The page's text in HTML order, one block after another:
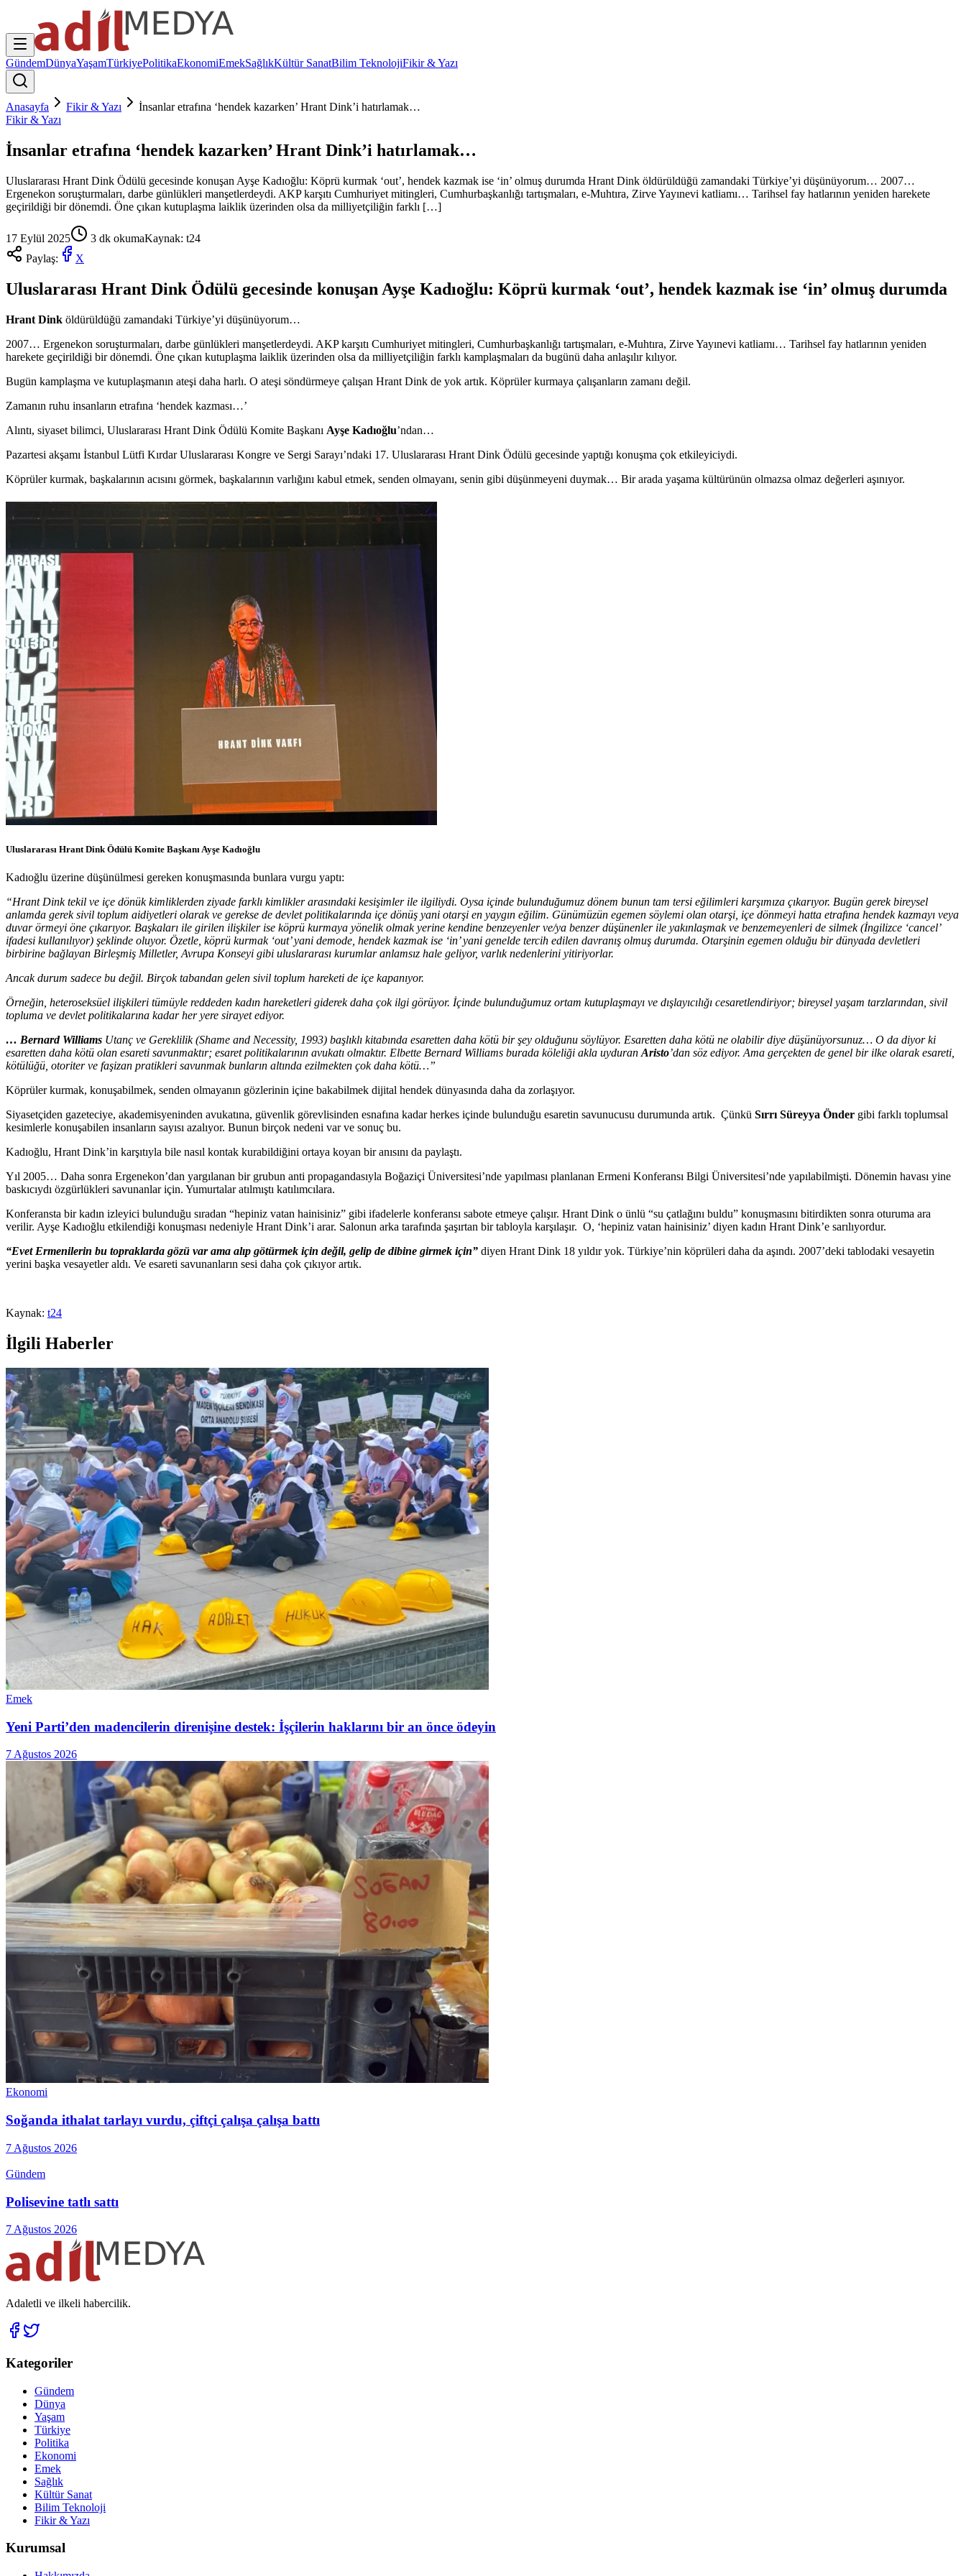
GündemDünyaYaşamTürkiyePolitikaEkonomiEmekSağlıkKültür SanatBilim TeknolojiFikir & Yazı
Anasayfa Fikir & Yazı
İnsanlar etrafına ‘hendek kazarken’ Hrant Dink’i hatırlamak…
Fikir & Yazı
İnsanlar etrafına ‘hendek kazarken’ Hrant Dink’i hatırlamak…
Uluslararası Hrant Dink Ödülü gecesinde konuşan Ayşe Kadıoğlu: Köprü kurmak ‘out’, hendek kazmak ise ‘in’ olmuş durumda Hrant Dink öldürüldüğü zamandaki Türkiye’yi düşünüyorum… 2007…
Ergenekon soruşturmaları, darbe günlükleri manşetlerdeydi. AKP karşıtı Cumhuriyet mitingleri, Cumhurbaşkanlığı tartışmaları, e-Muhtıra, Zirve Yayınevi katliamı… Tarihsel fay hatlarının yeniden harekete
geçirildiği bir dönemdi. Öne çıkan kutuplaşma laiklik üzerinden olsa da milliyetçiliğin farklı […]
17 Eylül 2025 3 dk okumaKaynak: t24
Paylaş:
X
Uluslararası Hrant Dink Ödülü gecesinde konuşan Ayşe Kadıoğlu: Köprü kurmak ‘out’, hendek kazmak ise ‘in’ olmuş durumda
Hrant Dink öldürüldüğü zamandaki Türkiye’yi düşünüyorum…
2007… Ergenekon soruşturmaları, darbe günlükleri manşetlerdeydi. AKP karşıtı Cumhuriyet mitingleri, Cumhurbaşkanlığı tartışmaları, e-Muhtıra, Zirve Yayınevi katliamı… Tarihsel fay hatlarının yeniden
harekete geçirildiği bir dönemdi. Öne çıkan kutuplaşma laiklik üzerinden olsa da milliyetçiliğin farklı kamplaşmaları da bugünü daha anlaşılır kılıyor.
Bugün kamplaşma ve kutuplaşmanın ateşi daha harlı. O ateşi söndürmeye çalışan Hrant Dink de yok artık. Köprüler kurmaya çalışanların zamanı değil.
Zamanın ruhu insanların etrafına ‘hendek kazması…’
Alıntı, siyaset bilimci, Uluslararası Hrant Dink Ödülü Komite Başkanı Ayşe Kadıoğlu’ndan…
Pazartesi akşamı İstanbul Lütfi Kırdar Uluslararası Kongre ve Sergi Sarayı’ndaki 17. Uluslararası Hrant Dink Ödülü gecesinde yaptığı konuşma çok etkileyiciydi.
Köprüler kurmak, başkalarının acısını görmek, başkalarının varlığını kabul etmek, senden olmayanı, senin gibi düşünmeyeni duymak… Bir arada yaşama kültürünün olmazsa olmaz değerleri aşınıyor.
Uluslararası Hrant Dink Ödülü Komite Başkanı Ayşe Kadıoğlu
Kadıoğlu üzerine düşünülmesi gereken konuşmasında bunlara vurgu yaptı:
“Hrant Dink tekil ve içe dönük kimliklerden ziyade farklı kimlikler arasındaki kesişimler ile ilgiliydi. Oysa içinde bulunduğumuz dönem bunun tam tersi eğilimleri karşımıza çıkarıyor. Bugün gerek bireysel
anlamda gerek sivil toplum aidiyetleri olarak ve gerekse de devlet politikalarında içe dönüş yani otarşi en yaygın eğilim. Günümüzün egemen söylemi olan otarşi, içe dönmeyi hatta etrafına hendek kazmayı veya
duvar örmeyi öne çıkarıyor. Başkaları ile girilen ilişkiler ise köprü kurmaya yönelik olmak yerine kendine benzeyenler ve/ya benzer düşünenler ile yakınlaşmak ve benzemeyenleri de silmek (İngilizce ‘cancel’
ifadesi kullanılıyor) şeklinde oluyor. Özetle, köprü kurmak ‘out’ yani demode, hendek kazmak ise ‘in’ yani genelde tercih edilen davranış olmuş durumda. Otarşinin egemen olduğu bir dünyada devletleri
birbirine bağlayan Birleşmiş Milletler, Avrupa Konseyi gibi uluslararası kurumlar anlamsız hale geliyor, varlık nedenlerini yitiriyorlar.
Ancak durum sadece bu değil. Birçok tabandan gelen sivil toplum hareketi de içe kapanıyor.
Örneğin, heteroseksüel ilişkileri tümüyle reddeden kadın hareketleri giderek daha çok ilgi görüyor. İçinde bulunduğumuz ortam kutuplaşmayı ve dışlayıcılığı cesaretlendiriyor; bireysel yaşam tarzlarından, sivil
topluma ve devlet politikalarına kadar her yere sirayet ediyor.
… Bernard Williams Utanç ve Gereklilik (Shame and Necessity, 1993) başlıklı kitabında esaretten daha kötü bir şey olduğunu söylüyor. Esaretten daha kötü ne olabilir diye düşünüyorsunuz… O da diyor ki
esaretten daha kötü olan esareti savunmaktır; esaret politikalarının avukatı olmaktır. Elbette Bernard Williams burada köleliği akla uyduran Aristo’dan söz ediyor. Ama gerçekten de genel bir ilke olarak esareti,
kötülüğü, otoriter ve faşizan pratikleri savunmak bunların altında ezilmekten çok daha kötü…”
Köprüler kurmak, konuşabilmek, senden olmayanın gözlerinin içine bakabilmek dijital hendek dünyasında daha da zorlaşıyor.
Siyasetçiden gazeteciye, akademisyeninden avukatına, güvenlik görevlisinden esnafına kadar herkes içinde bulunduğu esaretin savunucusu durumunda artık. Çünkü Sırrı Süreyya Önder gibi farklı toplumsal
kesimlerle konuşabilen insanların sayısı azalıyor. Bunun birçok nedeni var ve sonuç bu.
Kadıoğlu, Hrant Dink’in karşıtıyla bile nasıl kontak kurabildiğini ortaya koyan bir anısını da paylaştı.
Yıl 2005… Daha sonra Ergenekon’dan yargılanan bir grubun anti propagandasıyla Boğaziçi Üniversitesi’nde yapılması planlanan Ermeni Konferansı Bilgi Üniversitesi’nde yapılabilmişti. Dönemin havası yine
baskıcıydı özgürlükleri savunanlar için. Yumurtalar atılmıştı katılımcılara.
Konferansta bir kadın izleyici bulunduğu sıradan “hepiniz vatan hainisiniz” gibi ifadelerle konferansı sabote etmeye çalışır. Hrant Dink o ünlü “su çatlağını buldu” konuşmasını bitirdikten sonra oturuma ara
verilir. Ayşe Kadıoğlu etkilendiği konuşması nedeniyle Hrant Dink’i arar. Salonun arka tarafında şaşırtan bir tabloyla karşılaşır. O, ‘hepiniz vatan hainisiniz’ diyen kadın Hrant Dink’e sarılıyordur.
“Evet Ermenilerin bu topraklarda gözü var ama alıp götürmek için değil, gelip de dibine girmek için” diyen Hrant Dink 18 yıldır yok. Türkiye’nin köprüleri daha da aşındı. 2007’deki tablodaki vesayetin
yerini başka vesayetler aldı. Ve esareti savunanların sesi daha çok çıkıyor artık.
Kaynak: t24
İlgili Haberler
Emek
Yeni Parti’den madencilerin direnişine destek: İşçilerin haklarını bir an önce ödeyin
7 Ağustos 2026
Ekonomi
Soğanda ithalat tarlayı vurdu, çiftçi çalışa çalışa battı
7 Ağustos 2026
Gündem
Polisevine tatlı sattı
7 Ağustos 2026
Adaletli ve ilkeli habercilik.
Kategoriler
Gündem
Dünya
Yaşam
Türkiye
Politika
Ekonomi
Emek
Sağlık
Kültür Sanat
Bilim Teknoloji
Fikir & Yazı
Kurumsal